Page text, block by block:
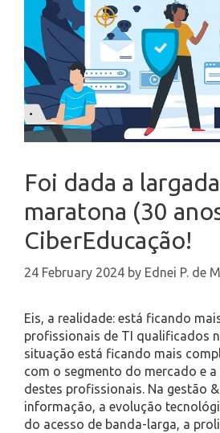
Foi dada a
maratona (30
CiberEducação!
24 February 2024 by Ednei P. de
Eis, a realidade: está ficando
profissionais de TI qualificados
situação está ficando mais
com o segmento do mercado e
destes profissionais. Na gestão
informação, a evolução
do acesso de banda-larga, a